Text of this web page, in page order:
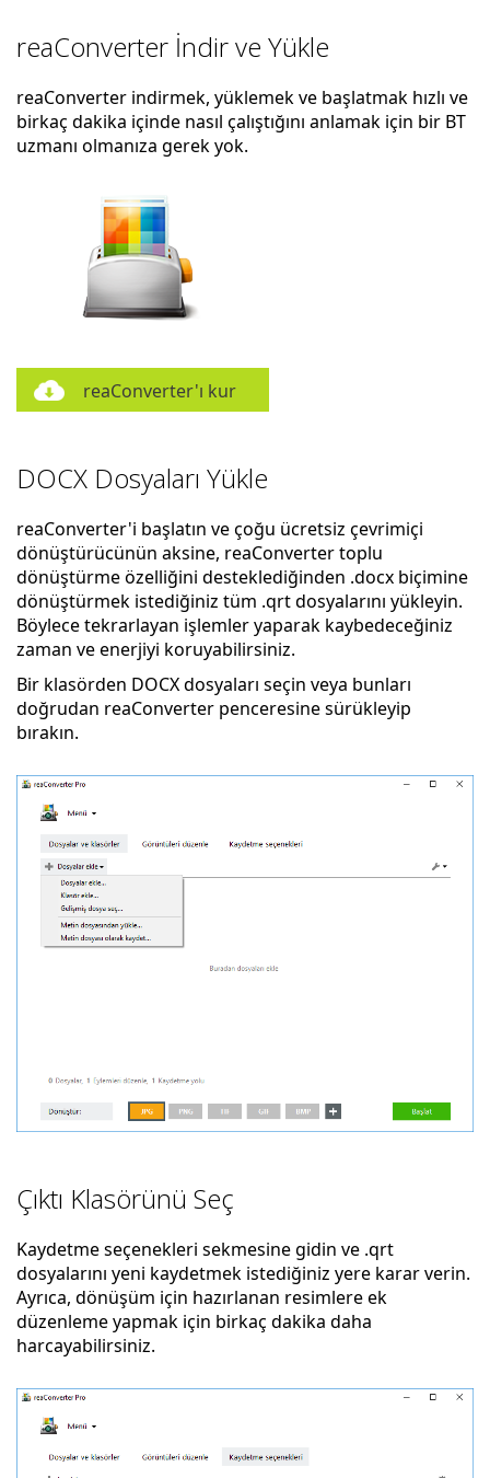
reaConverter İndir ve Yükle
reaConverter indirmek, yüklemek ve başlatmak hızlı ve
birkaç dakika içinde nasıl çalıştığını anlamak için bir BT
uzmanı olmanıza gerek yok.
reaConverter'ı kur
DOCX Dosyaları Yükle
reaConverter'i başlatın ve çoğu ücretsiz çevrimiçi
dönüştürücünün aksine, reaConverter toplu
dönüştürme özelliğini desteklediğinden .docx biçimine
dönüştürmek istediğiniz tüm .qrt dosyalarını yükleyin.
Böylece tekrarlayan işlemler yaparak kaybedeceğiniz
zaman ve enerjiyi koruyabilirsiniz.
Bir klasörden DOCX dosyaları seçin veya bunları
doğrudan reaConverter penceresine sürükleyip
bırakın.
Çıktı Klasörünü Seç
Kaydetme seçenekleri sekmesine gidin ve .qrt
dosyalarını yeni kaydetmek istediğiniz yere karar verin.
Ayrıca, dönüşüm için hazırlanan resimlere ek
düzenleme yapmak için birkaç dakika daha
harcayabilirsiniz.